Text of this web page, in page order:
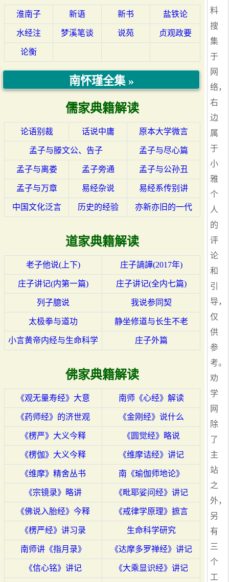
淮南子 新语 新书 盐铁论
水经注 梦溪笔谈 说苑 贞观政要
论衡
南怀瑾全集 »
儒家典籍解读
论语别裁 话说中庸 原本大学微言
孟子与滕文公、告子 孟子与尽心篇
孟子与离娄 孟子旁通 孟子与公孙丑
孟子与万章 易经杂说 易经系传别讲
中国文化泛言 历史的经验 亦新亦旧的一代
道家典籍解读
老子他说(上下) 庄子諵譁(2017年)
庄子讲记(内第一篇) 庄子讲记(全内七篇)
列子臆说 我说参同契
太极拳与道功 静坐修道与长生不老
小言黄帝内经与生命科学 庄子外篇
佛家典籍解读
《观无量寿经》大意 南师《心经》解读
《药师经》的济世观 《金刚经》说什么
《楞严》大义今释 《圆觉经》略说
《楞伽》大义今释 《维摩诘经》讲记
《维摩》精舍丛书 南《瑜伽师地论》
《宗镜录》略讲 《毗耶娑问经》讲记
《佛说入胎经》今释 《戒律学原理》摭言
《楞严经》讲习录 生命科学研究
南师讲《指月录》 《达摩多罗禅经》讲记
《信心铭》讲记 《大乘显识经》讲记
料
搜
集
于
网
络，
右
边
属
于
小
雅
个
人
的
评
论
和
引
导，
仅
供
参
考。
劝
学
网
除
了
主
站
之
外，
另
有
三
个
工